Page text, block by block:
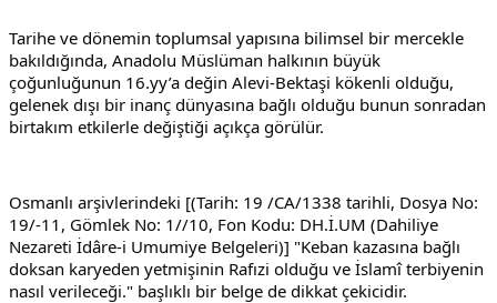
Tarihe ve dönemin toplumsal yapısına bilimsel bir mercekle
bakıldığında, Anadolu Müslüman halkının büyük
çoğunluğunun 16.yy’a değin Alevi-Bektaşi kökenli olduğu,
gelenek dışı bir inanç dünyasına bağlı olduğu bunun sonradan
birtakım etkilerle değiştiği açıkça görülür.
Osmanlı arşivlerindeki [(Tarih: 19 /CA/1338 tarihli, Dosya No:
19/-11, Gömlek No: 1//10, Fon Kodu: DH.İ.UM (Dahiliye
Nezareti İdâre-i Umumiye Belgeleri)] "Keban kazasına bağlı
doksan karyeden yetmişinin Rafızi olduğu ve İslamî terbiyenin
nasıl verileceği." başlıklı bir belge de dikkat çekicidir.